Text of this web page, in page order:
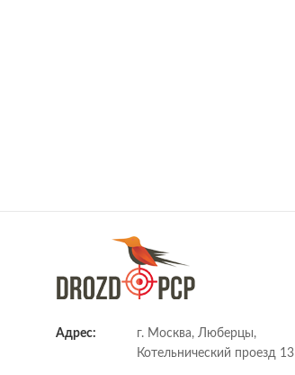
Адрес:
г. Москва, Люберцы,
Котельнический проезд 13